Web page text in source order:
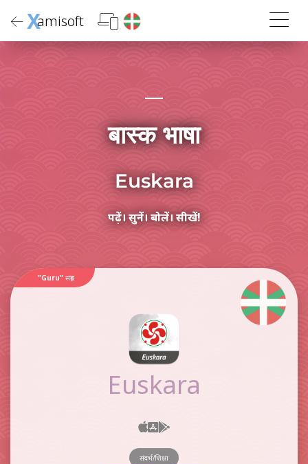
Xamisoft
बास्क भाषा
Euskara
पढ़ें। सुनें। बोलें। सीखें!
"Guru" संग्रह
Euskara
संदर्भ/शिक्षा